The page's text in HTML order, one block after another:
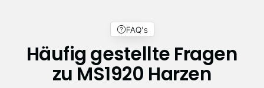
FAQ's
Häufig gestellte Fragen
zu MS1920 Harzen